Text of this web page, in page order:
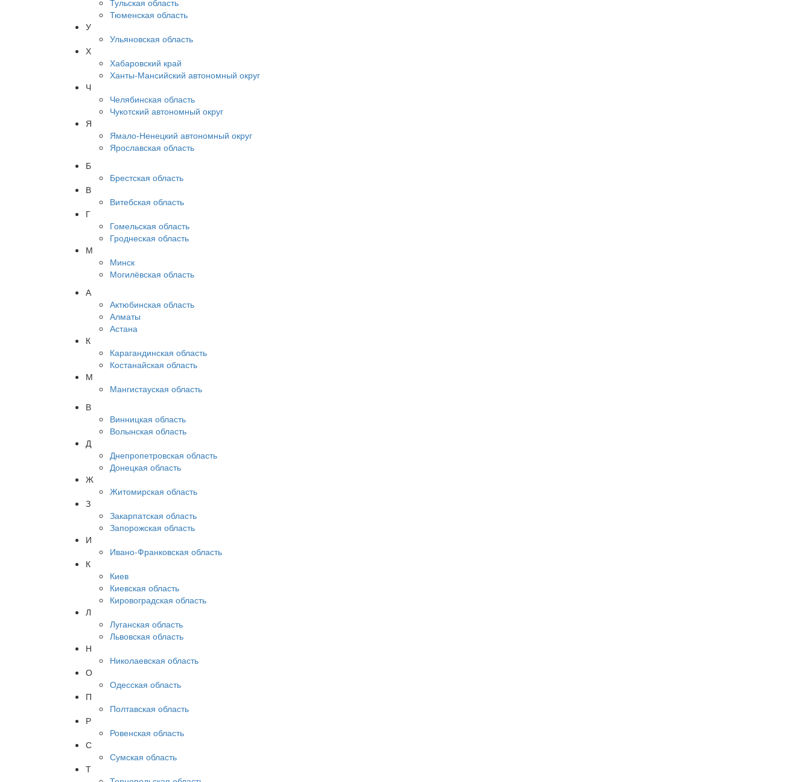
Тульская область
Тюменская область
У
Ульяновская область
Х
Хабаровский край
Ханты-Мансийский автономный округ
Ч
Челябинская область
Чукотский автономный округ
Я
Ямало-Ненецкий автономный округ
Ярославская область
Б
Брестская область
В
Витебская область
Г
Гомельская область
Гроднеская область
М
Минск
Могилёвская область
А
Актюбинская область
Алматы
Астана
К
Карагандинская область
Костанайская область
М
Мангистауская область
В
Винницкая область
Волынская область
Д
Днепропетровская область
Донецкая область
Ж
Житомирская область
З
Закарпатская область
Запорожская область
И
Ивано-Франковская область
К
Киев
Киевская область
Кировоградская область
Л
Луганская область
Львовская область
Н
Николаевская область
О
Одесская область
П
Полтавская область
Р
Ровенская область
С
Сумская область
Т